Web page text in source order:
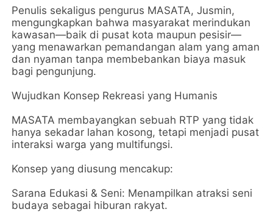
​Penulis sekaligus pengurus MASATA, Jusmin,
mengungkapkan bahwa masyarakat merindukan
kawasan—baik di pusat kota maupun pesisir—
yang menawarkan pemandangan alam yang aman
dan nyaman tanpa membebankan biaya masuk
bagi pengunjung.
​Wujudkan Konsep Rekreasi yang Humanis
​MASATA membayangkan sebuah RTP yang tidak
hanya sekadar lahan kosong, tetapi menjadi pusat
interaksi warga yang multifungsi.
Konsep yang diusung mencakup:
​Sarana Edukasi & Seni: Menampilkan atraksi seni
budaya sebagai hiburan rakyat.